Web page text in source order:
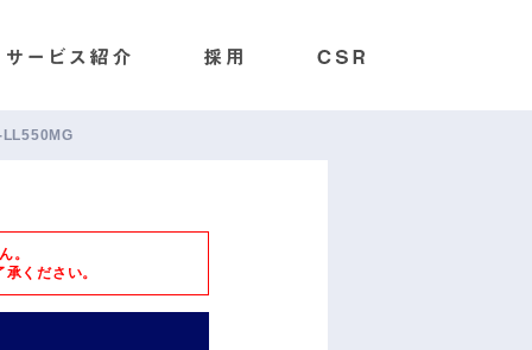
。
ください。